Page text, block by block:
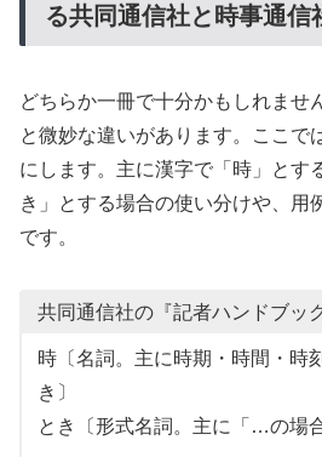
る共同通信社と時事通信
どちらか一冊で十分かもしれませ
と微妙な違いがあります。ここで
にします。主に漢字で「時」とす
き」とする場合の使い分けや、用
です。
共同通信社の『記者ハンドブック
時〔名詞。主に時期・時間・時
き〕
とき〔形式名詞。主に「…の場合